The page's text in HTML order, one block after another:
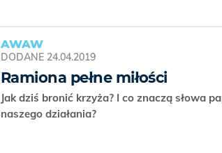
AWAW
DODANE 24.04.2019
Ramiona pełne miłości
Jak dziś bronić krzyża? I co znaczą słowa
naszego działania?